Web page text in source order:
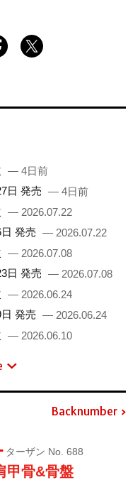
— 4日前
日 発売 — 4日前
— 2026.07.22
発売 — 2026.07.22
— 2026.07.08
日 発売 — 2026.07.08
— 2026.06.24
発売 — 2026.06.24
— 2026.06.10
Backnumber
ターザン No. 688
甲骨&骨盤